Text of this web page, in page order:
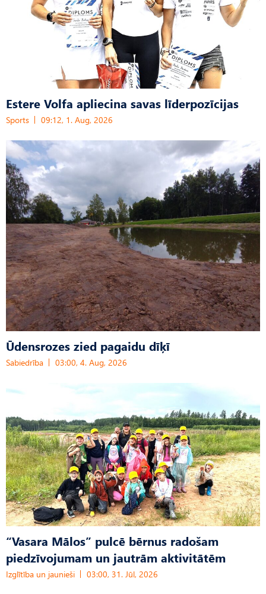
Estere Volfa apliecina savas līderpozīcijas
Sports 09:12, 1. Aug, 2026
Ūdensrozes zied pagaidu dīķī
Sabiedrība 03:00, 4. Aug, 2026
“Vasara Mālos” pulcē bērnus radošam
piedzīvojumam un jautrām aktivitātēm
Izglītība un jaunieši 03:00, 31. Jūl, 2026